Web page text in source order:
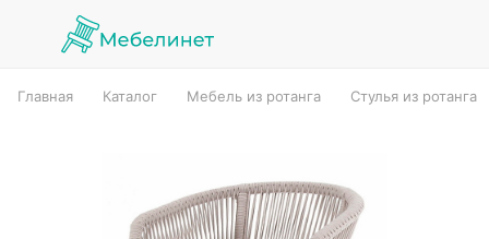
Главная Каталог Мебель из ротанга Стулья из ротанга